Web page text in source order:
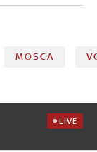
MOSCA
LIVE